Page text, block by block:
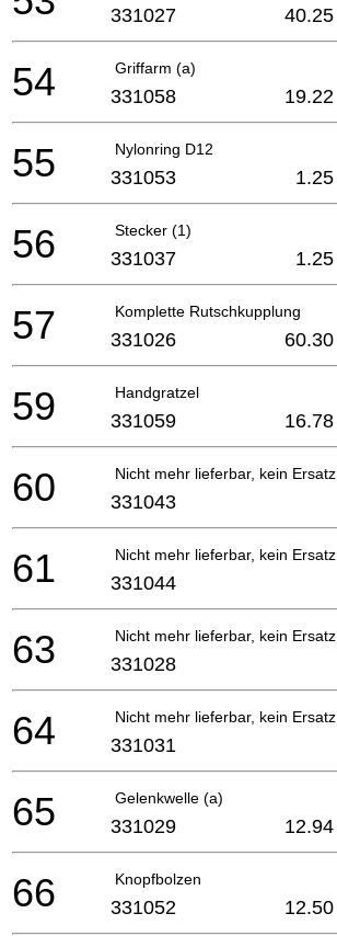
331027 40.25
Griffarm (a)
54 331058 19.22
Nylonring D12
55 331053 1.25
Stecker (1)
56 331037 1.25
Komplette Rutschkupplung
57 331026 60.30
Handgratzel
59 331059 16.78
Nicht mehr lieferbar, kein Ersatz
60 331043
Nicht mehr lieferbar, kein Ersatz
61 331044
Nicht mehr lieferbar, kein Ersatz
63 331028
Nicht mehr lieferbar, kein Ersatz
64 331031
Gelenkwelle (a)
65 331029 12.94
Knopfbolzen
66 331052 12.50